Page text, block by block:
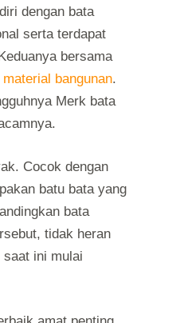
dengan bata
serta terdapat
bersama
material bangunan.
Merk bata
Cocok dengan
batu bata yang
bata
tidak heran
saat ini mulai